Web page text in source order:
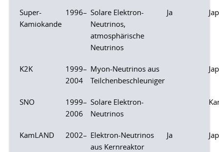
Super-
Kamiokande
1996– Solare Elektron-
Neutrinos,
atmosphärische
Neutrinos
Ja
K2K
1999–
2004
Myon-Neutrinos aus
Teilchenbeschleuniger
SNO
1999–
2006
Solare Elektron-
Neutrinos
KamLAND 2002– Elektron-Neutrinos
aus Kernreaktor
Ja